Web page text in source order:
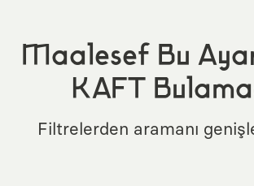
Maalesef Bu
KAFT
Filtrelerden aramanı